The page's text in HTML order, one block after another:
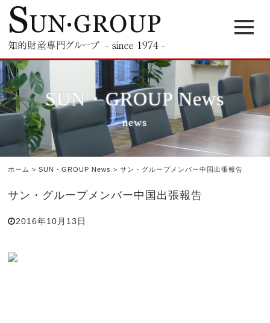
SUN・GROUP News
news
ホーム >SUN・GROUP News >サン・グループメンバー中国出張報告
サン・グループメンバー中国出張報告
2016年10月13日